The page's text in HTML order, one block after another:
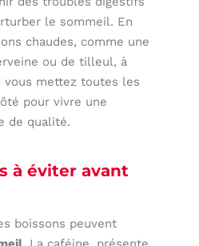
le sommeil. En
chaudes, comme une
ou de tilleul, à
mettez toutes les
pour vivre une
de qualité.
à éviter avant
boissons peuvent